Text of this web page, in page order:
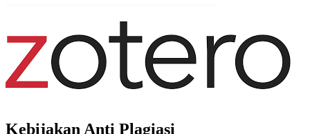
Kebijakan Anti Plagiasi